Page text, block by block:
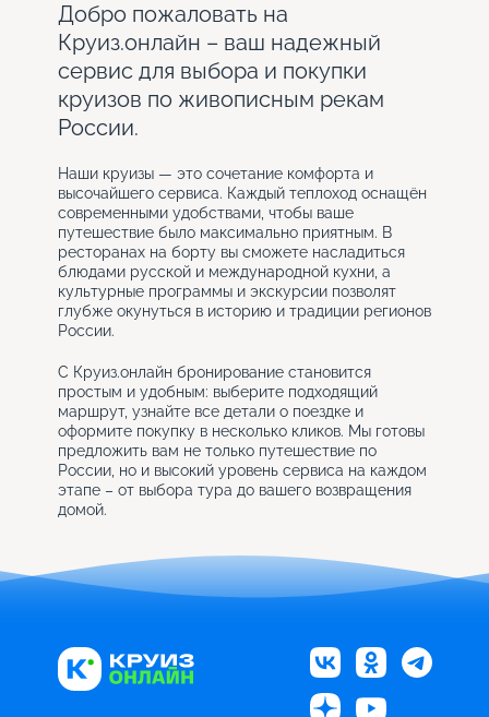
Добро пожаловать на
Круиз.онлайн – ваш надежный
сервис для выбора и покупки
круизов по живописным рекам
России.
Наши круизы — это сочетание комфорта и
высочайшего сервиса. Каждый теплоход оснащён
современными удобствами, чтобы ваше
путешествие было максимально приятным. В
ресторанах на борту вы сможете насладиться
блюдами русской и международной кухни, а
культурные программы и экскурсии позволят
глубже окунуться в историю и традиции регионов
России.
С Круиз.онлайн бронирование становится
простым и удобным: выберите подходящий
маршрут, узнайте все детали о поездке и
оформите покупку в несколько кликов. Мы готовы
предложить вам не только путешествие по
России, но и высокий уровень сервиса на каждом
этапе – от выбора тура до вашего возвращения
домой.